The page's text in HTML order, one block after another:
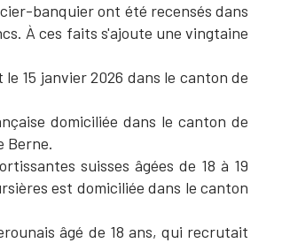
banquier ont été recensés dans
À ces faits s'ajoute une vingtaine
15 janvier 2026 dans le canton de
domiciliée dans le canton de
Berne.
suisses âgées de 18 à 19
est domiciliée dans le canton
âgé de 18 ans, qui recrutait